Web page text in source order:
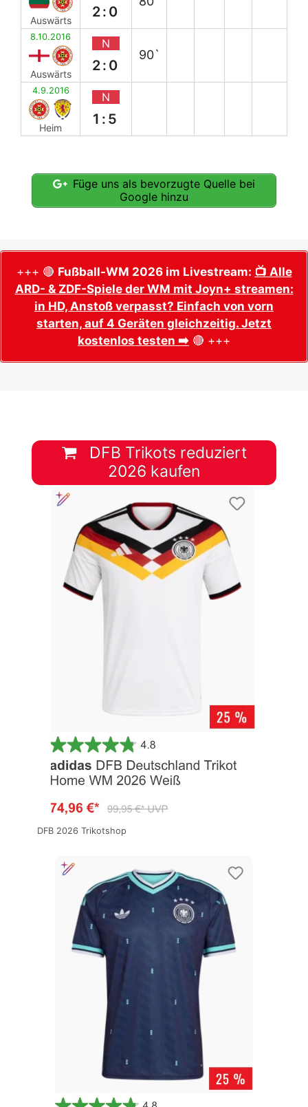
Auswärts
2:0
8.10.2016
Auswärts
N
2:0
90`
4.9.2016
Heim
N
1:5
Füge uns als bevorzugte Quelle bei
Google hinzu
+++ 🔴 Fußball-WM 2026 im Livestream: 📺 Alle
ARD- & ZDF-Spiele der WM mit Joyn+ streamen:
in HD, Anstoß verpasst? Einfach von vorn
starten, auf 4 Geräten gleichzeitig. Jetzt
kostenlos testen ➡️ 🔴 +++
DFB Trikots reduziert
2026 kaufen
DFB 2026 Trikotshop